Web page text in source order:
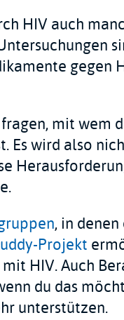
HIV auch
gegen
mit wem
Es wird also
, in
Projekt
HIV. Auch
du das
unterstützen.